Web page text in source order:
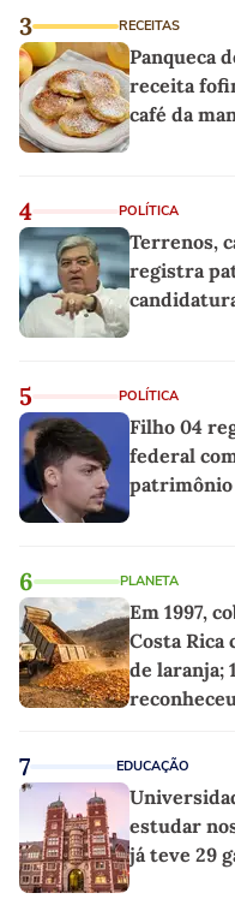
3 RECEITAS
Panqueca
receita
café da
4 POLÍTICA
Terrenos,
registra
5 POLÍTICA
Filho 04
federal
patrimônio
6 PLANETA
Em 1997,
Costa Rica
de laranja;
7 EDUCAÇÃO
estudar
já teve 29